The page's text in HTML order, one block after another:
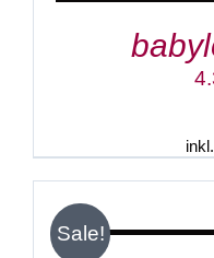
Sale!